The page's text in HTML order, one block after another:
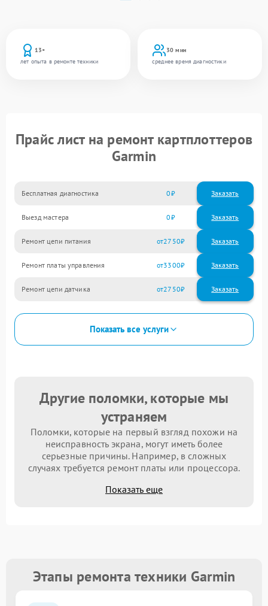
13+
лет опыта в ремонте техники
30 мин
среднее время диагностики
Прайс лист на ремонт картплоттеров
Garmin
Бесплатная диагностика 0 Заказать
Выезд мастера 0 Заказать
Ремонт цепи питания 2750
Ремонт платы управления 3300
Ремонт цепи датчика 2750
Показать все услуги
Другие поломки, которые мы
устраняем
Поломки, которые на первый взгляд похожи на
неисправность экрана, могут иметь более
серьезные причины. Например, в сложных
случаях требуется ремонт платы или процессора.
Показать еще
Этапы ремонта техники Garmin